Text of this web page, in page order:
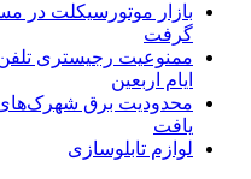
بازار موتورسیکلت در
گرفت
ممنوعیت رجیستری
ایام اربعین
محدودیت برق
یافت
لوازم تابلوسازی